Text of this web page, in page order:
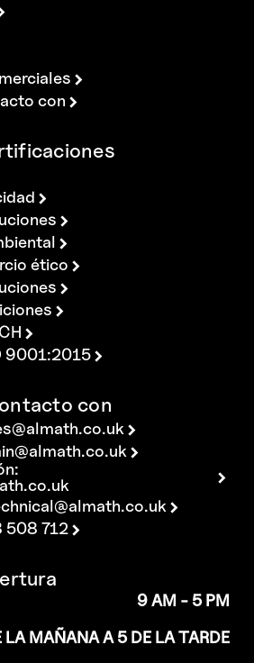
con
ético
9001:2015
con
508 712
9 AM - 5 PM
LA MAÑANA A 5 DE LA TARDE